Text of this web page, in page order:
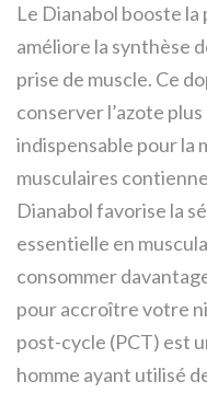
Le Dianabol booste
améliore la synthèse
prise de muscle. Ce
conserver l’azote
indispensable pour la
musculaires
Dianabol favorise la
essentielle en
consommer
pour accroître votre
post-cycle (PCT) est
homme ayant utilisé